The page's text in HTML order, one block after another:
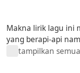
Makna lirik lagu ini
yang berapi-api
tampilkan semua